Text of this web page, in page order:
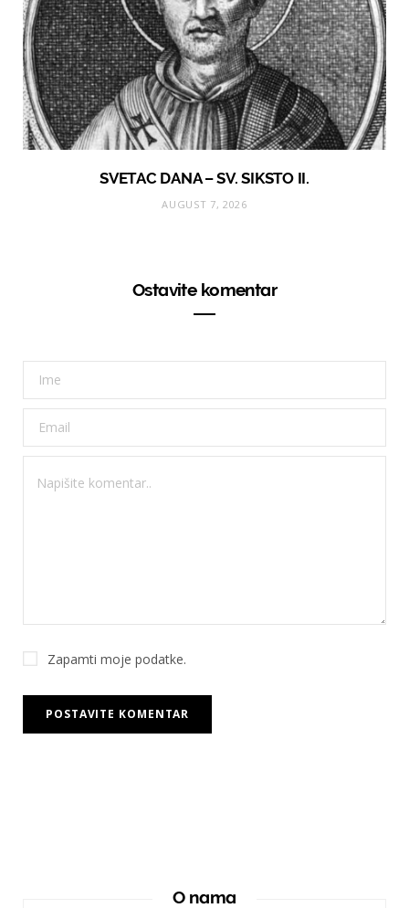
SVETAC DANA – SV. SIKSTO II.
AUGUST 7, 2026
Ostavite komentar
Zapamti moje podatke.
O nama